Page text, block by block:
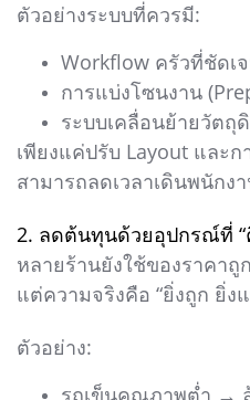
ตัวอย่างระบบที่ควรมี:
Workflow ครัวที่ชัดเ
การแบ่งโซนงาน
ระบบเคลื่อนย้ายวัตถุ
เพียงแค่ปรับ Layout และ
สามารถลดเวลาเดินพนักง
2. ลดต้นทุนด้วยอุปกรณ์ที่ “
หลายร้านยังใช้ของราคาถู
แต่ความจริงคือ “ยิ่งถูก ยิ่ง
ตัวอย่าง:
รถเข็นคุณภาพต่ำ →